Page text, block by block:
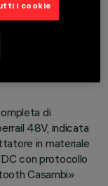
di
48V, indicata
in materiale
con protocollo
Casambi»
i cookie